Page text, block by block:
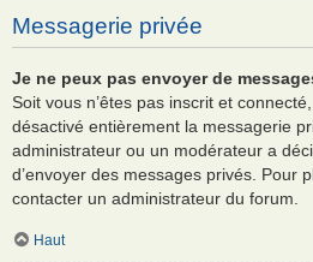
Messagerie privée
Je ne peux pas envoyer de
Soit vous n’êtes pas inscrit et
désactivé entièrement la messagerie
administrateur ou un modérateur a
d’envoyer des messages privés. Pour
contacter un administrateur du forum.
Haut